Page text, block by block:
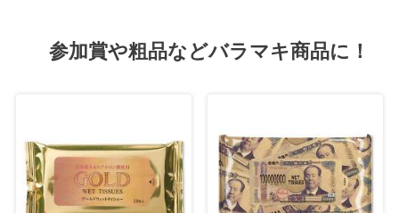
参加賞や粗品などバラマキ商品に！